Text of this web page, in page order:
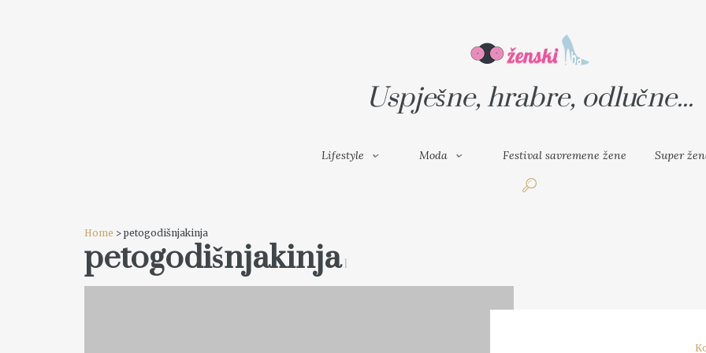
SUPER ŽENA
Uspješne, hrabre, odlučne...
Lifestyle Moda Festival savremene žene Super
Home > petogodišnjakinja
petogodišnjakinja1